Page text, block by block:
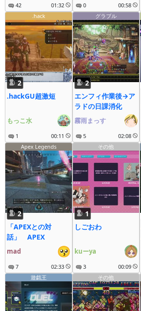
42 01:32 0 00:58
.hack
2
.hackGU超激短
もっこ水
1 00:11
グラブル
2
エンフィ作業後→ア
ラドの日課消化
霧雨まっす
5 02:08
Apex Legends
2
「APEXとの対
話」 APEX
mad
7 02:33
その他
1
しごおわ
kuーya
3 00:09
遊戯王
その他